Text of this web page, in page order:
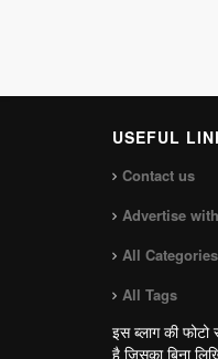
USEFUL
Contact us
Advertise
All Categories
All Tags
इस ब्लाग की फोटो
है जिसका बिना